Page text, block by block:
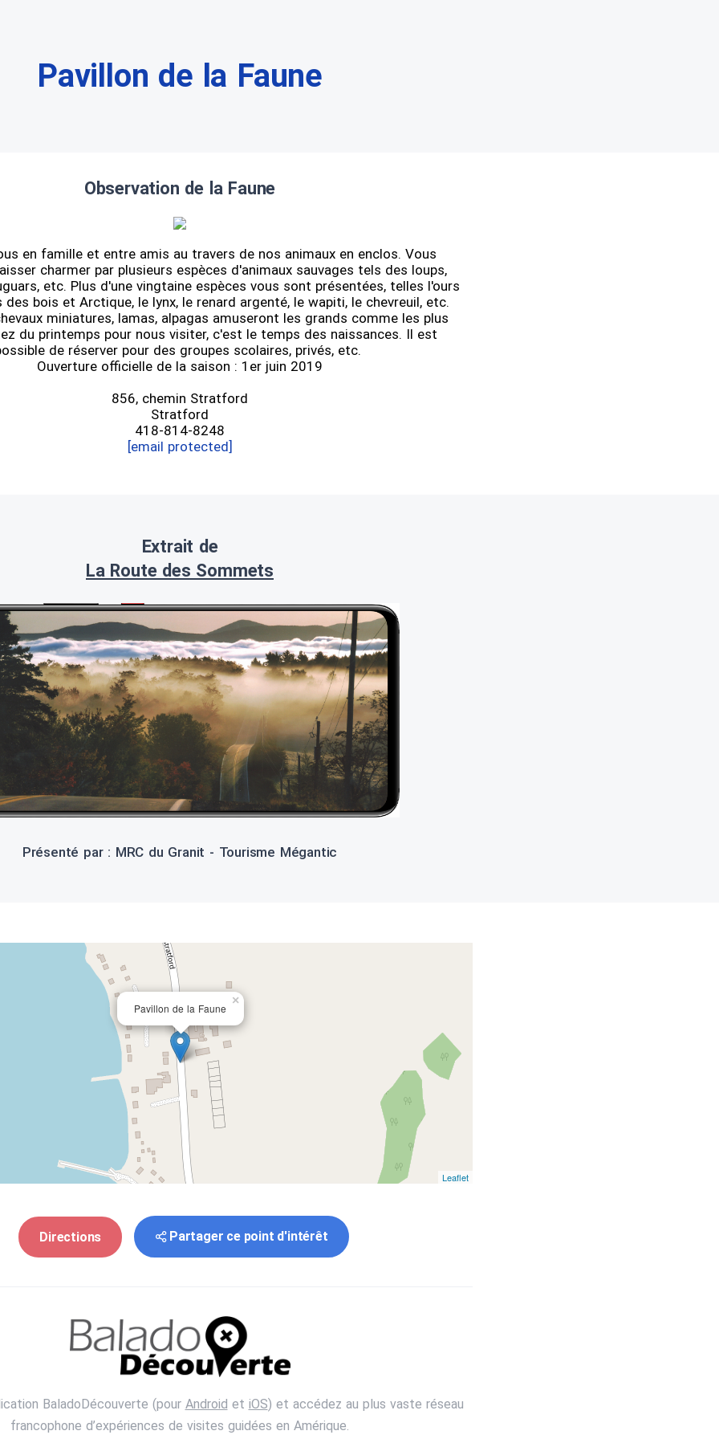
Pavillon de la Faune
Observation de la Faune
en famille et entre amis au travers de nos animaux en enclos. Vous
charmer par plusieurs espèces d'animaux sauvages tels des loups,
etc. Plus d'une vingtaine espèces vous sont présentées, telles l'ours
des bois et Arctique, le lynx, le renard argenté, le wapiti, le chevreuil, etc.
miniatures, lamas, alpagas amuseront les grands comme les plus
du printemps pour nous visiter, c'est le temps des naissances. Il est
de réserver pour des groupes scolaires, privés, etc.
Ouverture officielle de la saison : 1er juin 2019
856, chemin Stratford
Stratford
418-814-8248
[email protected]
Extrait de
La Route des Sommets
Présenté par : MRC du Granit - Tourisme Mégantic
Pavillon de la Faune
×
Leaflet
Directions Partager ce point d'intérêt
BaladoDécouverte (pour Android et iOS) et accédez au plus vaste réseau
francophone d’expériences de visites guidées en Amérique.